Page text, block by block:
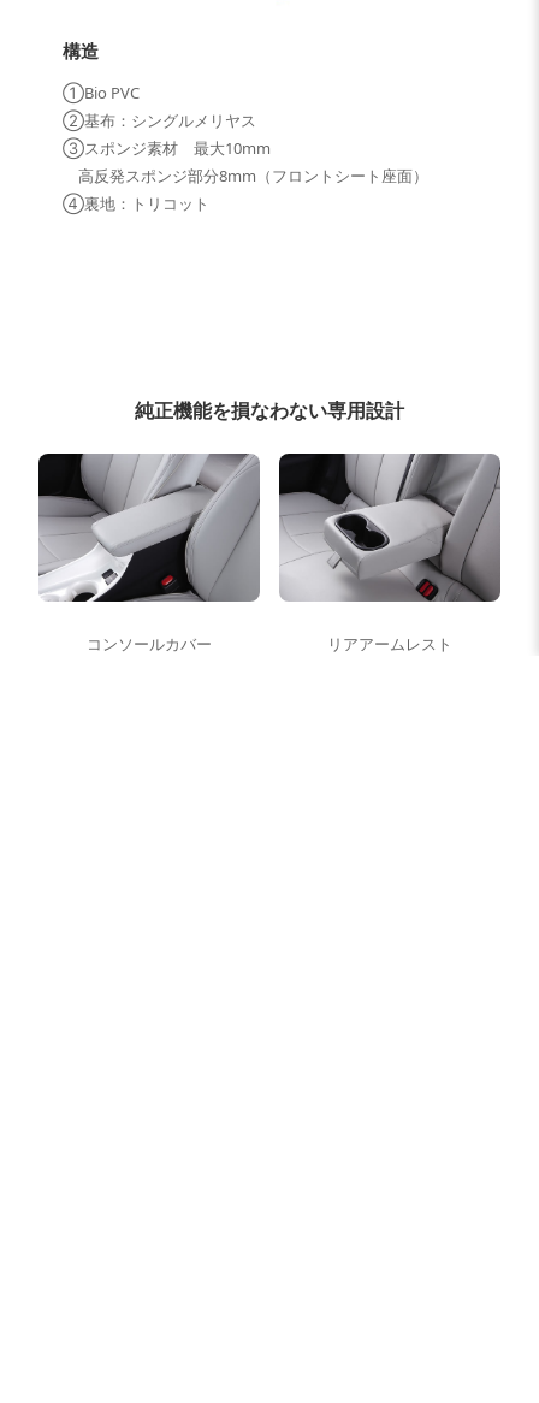
構造
①Bio PVC
②基布：シングルメリヤス
③スポンジ素材 最大10mm
高反発スポンジ部分8mm（フロントシート座面）
④裏地：トリコット
純正機能を損なわない専用設計
コンソールカバー リアアームレスト